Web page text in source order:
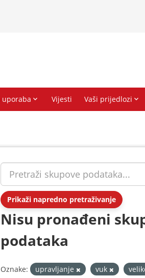
Prikaži napredno pretraživanje
Nisu pronađeni
podataka
Oznake: upravljanje vuk